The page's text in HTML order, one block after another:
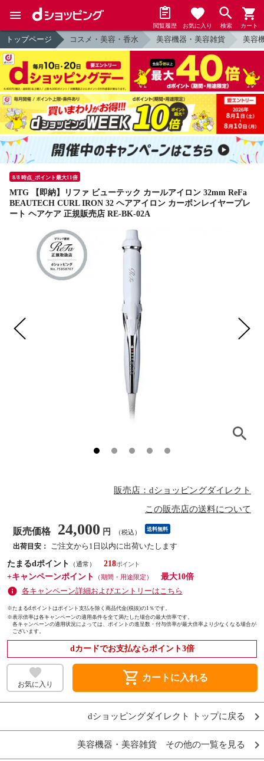
閲覧履歴 お気に入り 検索 カート
トップページ コスメ・美容・香水 美容機器・美容雑貨 美容
8/8 時点_ポイント最大11倍
MTG 【即納】リファ ビューテック カールアイロン 32mm ReFa
BEAUTECH CURL IRON 32 ヘアアイロン カーボンレイヤープレ
ート ヘアケア 正規販売店 RE-BK-02A
販売店：dショッピングダイレクト
この販売店の送料について
販売価格 24,000 円 （税込） 送料無料
出荷目安：
ご注文から1日以内に出荷いたします
たまるdポイント
（通常）
218
+キャンペーンポイント
（期間・用途限定）
最大10倍
各キャンペーン詳細およびエントリーはこちら
※たまるdポイントはポイント支払を除く商品代金(税抜)の1％です。
※表示倍率は各キャンペーンの適用条件を全て満たした場合の最大倍率です。
各キャンペーンの適用状況によっては、ポイントの進呈数・付与倍率が最大倍率より少なくなる場合が
ございます。
dカードでお支払ならポイント3倍
お気に入り shopping_cart カートに入れる
dショッピングダイレクト トップに戻る
美容機器・美容雑貨 その他の一覧を見る